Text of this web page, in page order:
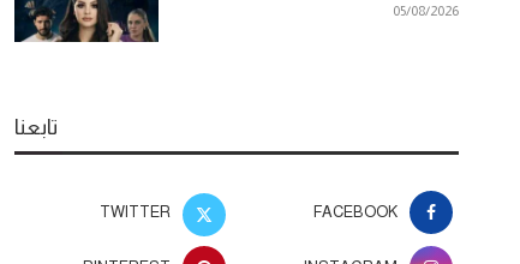
05/08/2026
05/08/2026
تابعنا
FACEBOOK
TWITTER